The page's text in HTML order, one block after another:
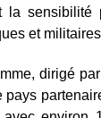
la sensibilité
et
dirigé
pays